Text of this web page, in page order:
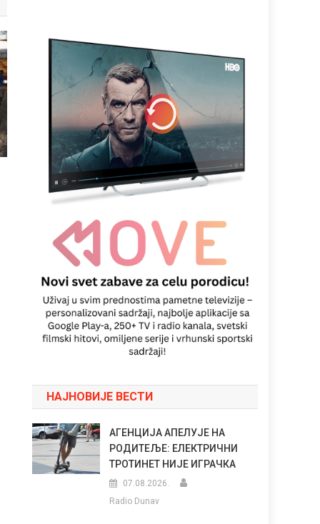
НАЈНОВИЈЕ ВЕСТИ
АГЕНЦИЈА АПЕЛУЈЕ НА
РОДИТЕЉЕ: ЕЛЕКТРИЧНИ
ТРОТИНЕТ НИЈЕ ИГРАЧКА
07.08.2026.
Radio Dunav